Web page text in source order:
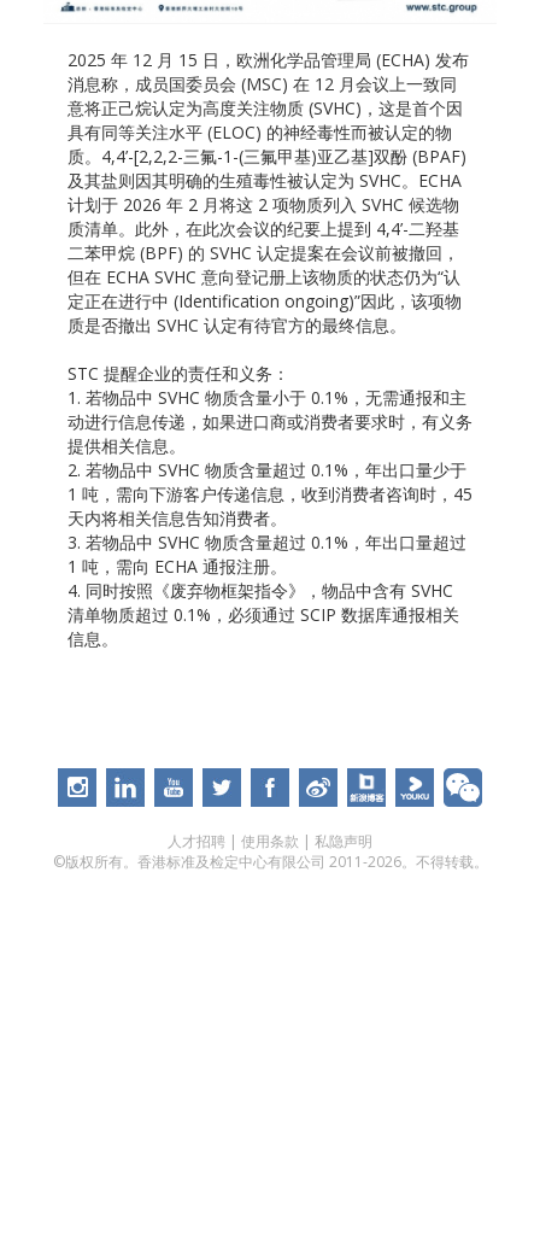
2025 年 12 月 15 日，欧洲化学品管理局 (ECHA) 发布
消息称，成员国委员会 (MSC) 在 12 月会议上一致同
意将正己烷认定为高度关注物质 (SVHC)，这是首个因
具有同等关注水平 (ELOC) 的神经毒性而被认定的物
质。4,4’-[2,2,2-三氟-1-(三氟甲基)亚乙基]双酚 (BPAF)
及其盐则因其明确的生殖毒性被认定为 SVHC。ECHA
计划于 2026 年 2 月将这 2 项物质列入 SVHC 候选物
质清单。此外，在此次会议的纪要上提到 4,4’-二羟基
二苯甲烷 (BPF) 的 SVHC 认定提案在会议前被撤回，
但在 ECHA SVHC 意向登记册上该物质的状态仍为“认
定正在进行中 (Identification ongoing)”因此，该项物
质是否撤出 SVHC 认定有待官方的最终信息。
STC 提醒企业的责任和义务：
1. 若物品中 SVHC 物质含量小于 0.1%，无需通报和主
动进行信息传递，如果进口商或消费者要求时，有义务
提供相关信息。
2. 若物品中 SVHC 物质含量超过 0.1%，年出口量少于
1 吨，需向下游客户传递信息，收到消费者咨询时，45
天内将相关信息告知消费者。
3. 若物品中 SVHC 物质含量超过 0.1%，年出口量超过
1 吨，需向 ECHA 通报注册。
4. 同时按照《废弃物框架指令》，物品中含有 SVHC
清单物质超过 0.1%，必须通过 SCIP 数据库通报相关
信息。
人才招聘 | 使用条款 | 私隐声明
©版权所有。香港标准及检定中心有限公司 2011-2026。不得转载。